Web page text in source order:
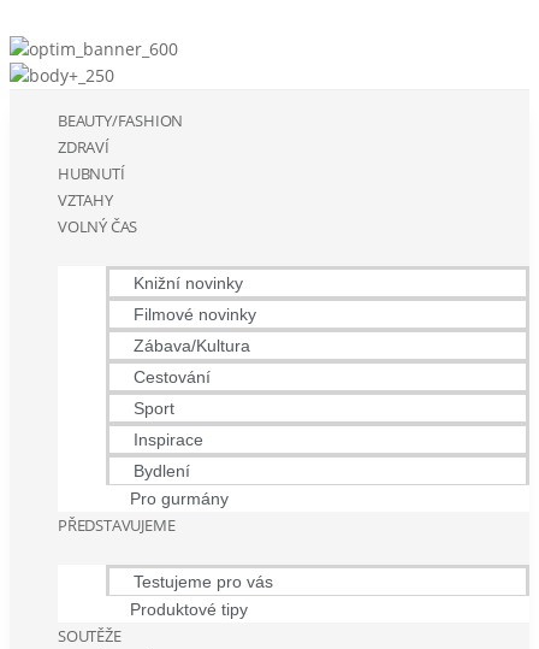
BEAUTY/FASHION
ZDRAVÍ
HUBNUTÍ
VZTAHY
VOLNÝ ČAS
Knižní novinky
Filmové novinky
Zábava/Kultura
Cestování
Sport
Inspirace
Bydlení
Pro gurmány
PŘEDSTAVUJEME
Testujeme pro vás
Produktové tipy
SOUTĚŽE